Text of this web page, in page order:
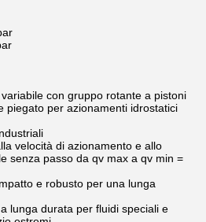
con gruppo rotante a pistoni
piegato per azionamenti idrostatici
velocità di azionamento e allo
senza passo da qv max a qv min =
e robusto per una lunga
lunga durata per fluidi speciali e